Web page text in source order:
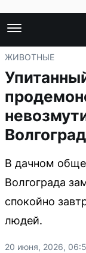
ЖИВОТНЫЕ
В дачном
Волгограда
спокойно
людей.
20 июня, 2026,